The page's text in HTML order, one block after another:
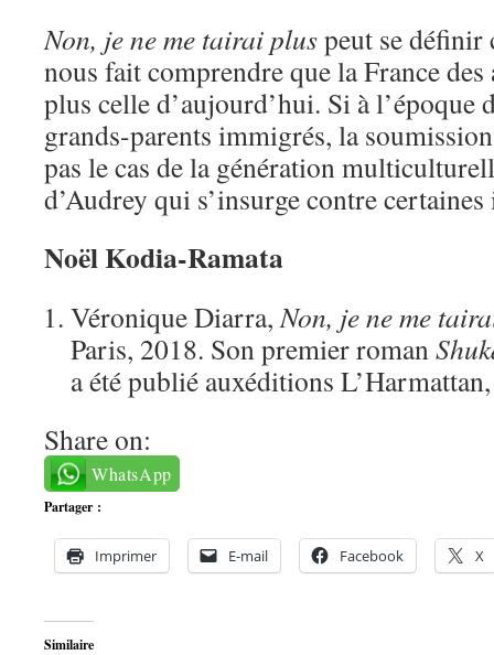
Non, je ne me tairai pluspeut se
nous fait comprendre que la France des
plus celle d’aujourd’hui. Si à l’époque
grands-parents immigrés, la
pas le cas de la génération
d’Audrey qui s’insurge contre
Noël Kodia-Ramata
Véronique Diarra,Non, je ne me
Paris, 2018. Son premier roman
a été publié auxéditions
Share on:
WhatsApp
Partager :
Imprimer E-mail Facebook X
Similaire